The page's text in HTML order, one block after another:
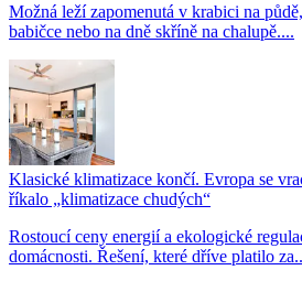
Možná leží zapomenutá v krabici na
babičce nebo na dně skříně na chalupě....
Klasické klimatizace končí. Evropa se
říkalo „klimatizace chudých“
Rostoucí ceny energií a ekologické
domácnosti. Řešení, které dříve platilo